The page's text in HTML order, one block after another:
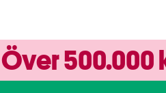
Över 500.000